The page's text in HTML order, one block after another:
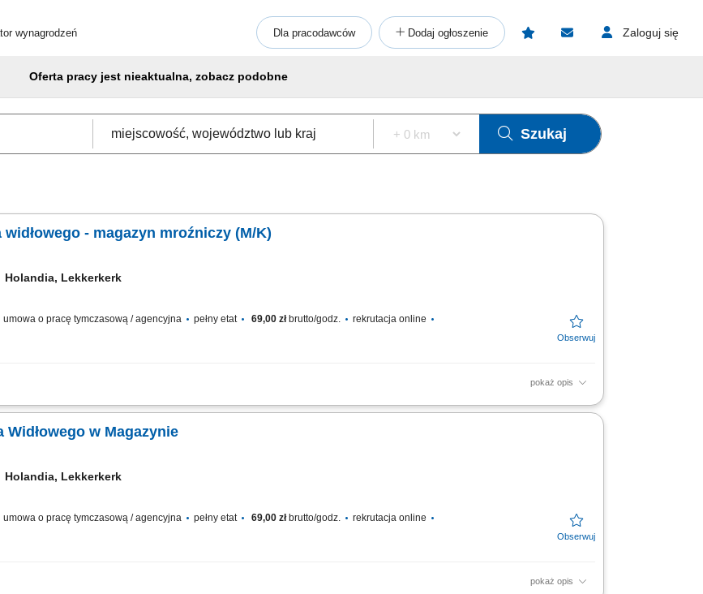
wynagrodzeń Dla pracodawców Dodaj ogłoszenie Zaloguj się
Oferta pracy jest nieaktualna, zobacz podobne
Szukaj
- magazyn mroźniczy (M/K)
Holandia, Lekkerkerk
umowa o pracę tymczasową / agencyjna pełny etat 69,00 złbrutto/godz.
rekrutacja online
pokaż opis
logistyki. Przedsiębiorstwo zajmuje się składowaniem towarów, obsługą zamówień oraz dystrybucją produktów do
w Magazynie
Holandia, Lekkerkerk
umowa o pracę tymczasową / agencyjna pełny etat 69,00 złbrutto/godz.
rekrutacja online
pokaż opis